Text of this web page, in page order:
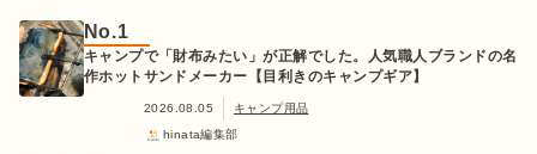
No.1
キャンプで「財布みたい」が正解でした。人気職人ブランドの名
作ホットサンドメーカー【目利きのキャンプギア】
2026.08.05
キャンプ用品
hinata編集部